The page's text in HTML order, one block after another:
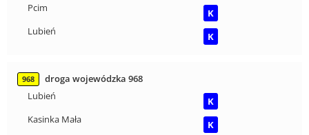
Pcim
K
Lubień
K
968
droga wojewódzka 968
Lubień
K
Kasinka Mała
K